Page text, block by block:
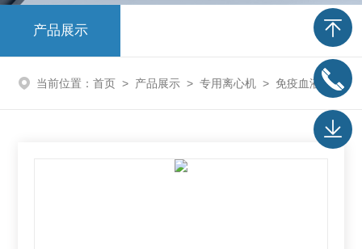
产品展示
当前位置： 首页 > 产品展示 > 专用离心机 > 免疫血液离心机